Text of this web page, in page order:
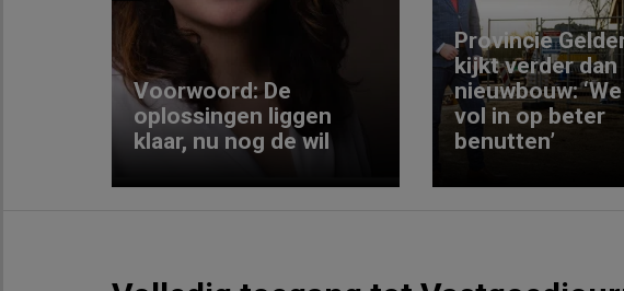
Previous
Voorwoord: De
oplossingen liggen
klaar, nu nog de wil
Provincie
kijkt verder dan
nieuwbouw:
vol in op beter
benutten’